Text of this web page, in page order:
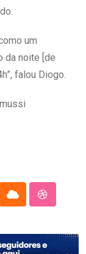
um
da noite [de
falou Diogo.
Cloud